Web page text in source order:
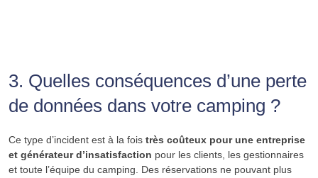
3. Quelles conséquences d’une perte
de données dans votre camping ?
Ce type d’incident est à la fois très coûteux pour une entreprise
et générateur d’insatisfaction pour les clients, les gestionnaires
et toute l’équipe du camping. Des réservations ne pouvant plus